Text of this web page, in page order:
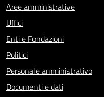
Aree amministrative
Uffici
Enti e Fondazioni
Politici
Personale amministrativo
Documenti e dati